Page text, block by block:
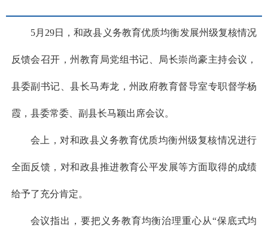
5月29日，和政县义务教育优质均衡发展州级复核情况
反馈会召开，州教育局党组书记、局长崇尚豪主持会议，
县委副书记、县长马寿龙，州政府教育督导室专职督学杨
霞，县委常委、副县长马颖出席会议。
会上，对和政县义务教育优质均衡州级复核情况进行
全面反馈，对和政县推进教育公平发展等方面取得的成绩
给予了充分肯定。
会议指出，要把义务教育均衡治理重心从“保底式均